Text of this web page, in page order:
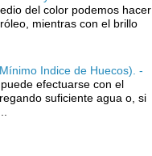
del color podemos hacer
mientras con el brillo
Indice de Huecos). -
efectuarse con el
suficiente agua o, si